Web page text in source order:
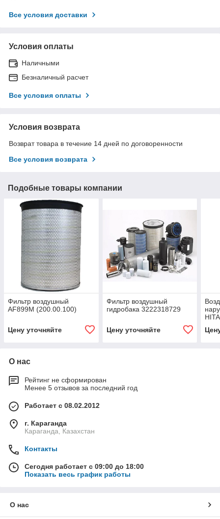
Все условия доставки
Условия оплаты
Наличными
Безналичный расчет
Все условия оплаты
Условия возврата
Возврат товара в течение 14 дней по договоренности
Все условия возврата
Подобные товары компании
Фильтр воздушный
AF899M (200.00.100)
Цену уточняйте
Фильтр воздушный
гидробака 3222318729
Цену уточняйте
О нас
Рейтинг не сформирован
Менее 5 отзывов за последний год
Работает с 08.02.2012
г. Караганда
Караганда, Казахстан
Контакты
Сегодня работает с 09:00 до 18:00
Показать весь график работы
О нас